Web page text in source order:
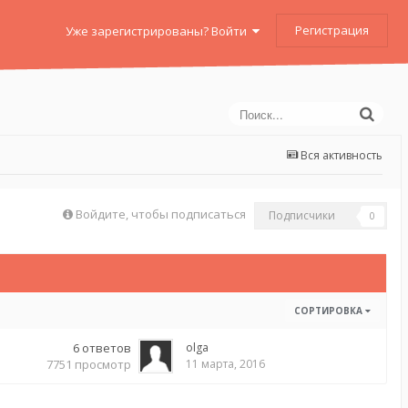
Уже зарегистрированы? Войти Регистрация
Вся активность
Войдите, чтобы подписаться Подписчики 0
СОРТИРОВКА
6 ответов
7751 просмотр
olga
11 марта, 2016